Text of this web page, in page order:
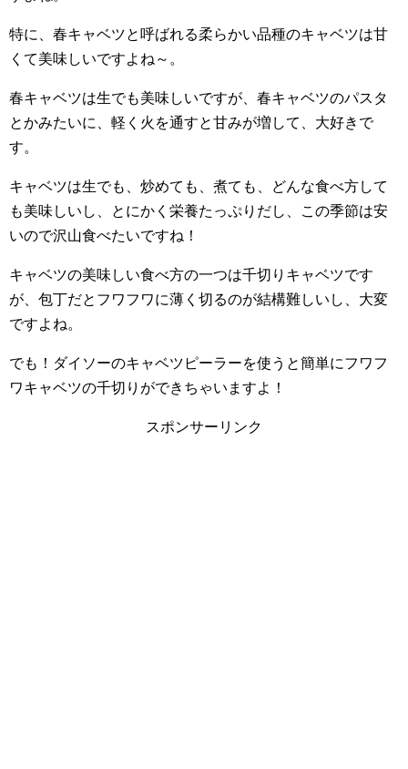
特に、春キャベツと呼ばれる柔らかい品種のキャベツは甘
くて美味しいですよね～。
春キャベツは生でも美味しいですが、春キャベツのパスタ
とかみたいに、軽く火を通すと甘みが増して、大好きで
す。
キャベツは生でも、炒めても、煮ても、どんな食べ方して
も美味しいし、とにかく栄養たっぷりだし、この季節は安
いので沢山食べたいですね！
キャベツの美味しい食べ方の一つは千切りキャベツです
が、包丁だとフワフワに薄く切るのが結構難しいし、大変
ですよね。
でも！ダイソーのキャベツピーラーを使うと簡単にフワフ
ワキャベツの千切りができちゃいますよ！
スポンサーリンク